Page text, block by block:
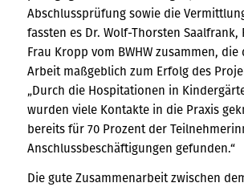
Abschlussprüfung sowie die
fassten es Dr. Wolf-Thorsten Saalfrank,
Frau Kropp vom BWHW zusammen,
Arbeit maßgeblich zum Erfolg des
„Durch die Hospitationen in
wurden viele Kontakte in die Praxis
bereits für 70 Prozent der
Anschlussbeschäftigungen gefunden.“
Die gute Zusammenarbeit zwischen